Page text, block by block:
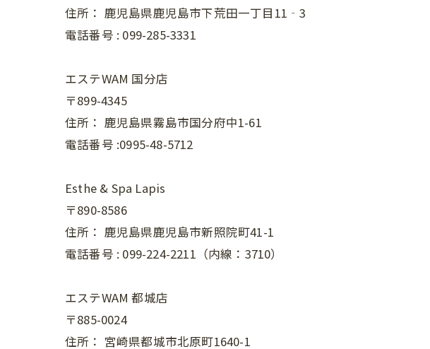
住所： 鹿児島県鹿児島市下荒田一丁目11‐3
電話番号 : 099-285-3331
エステWAM 国分店
〒899-4345
住所： 鹿児島県霧島市国分府中1-61
電話番号 :0995-48-5712
Esthe & Spa Lapis
〒890-8586
住所： 鹿児島県鹿児島市新照院町41-1
電話番号 : 099-224-2211（内線：3710）
エステWAM 都城店
〒885-0024
住所： 宮崎県都城市北原町1640-1